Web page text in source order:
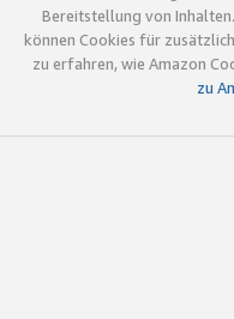
Bereitstellung von
können Cookies für
zu erfahren, wie Amazon
zu